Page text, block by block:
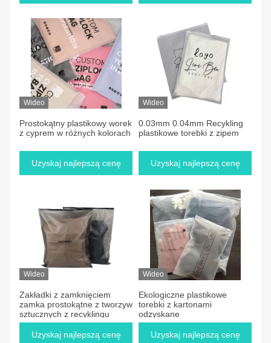
Wideo
Prostokątny plastikowy worek
z cyprem w różnych kolorach
Uzyskaj najlepszą cenę
Wideo
0.03mm 0.04mm Recykling
plastikowe torebki z zipem
Uzyskaj najlepszą cenę
Wideo
Zakładki z zamknięciem
zamka prostokątne z tworzyw
sztucznych z recyklingu
Uzyskaj najlepszą cenę
Wideo
Ekologiczne plastikowe
torebki z kartonami
odzyskane
Uzyskaj najlepszą cenę